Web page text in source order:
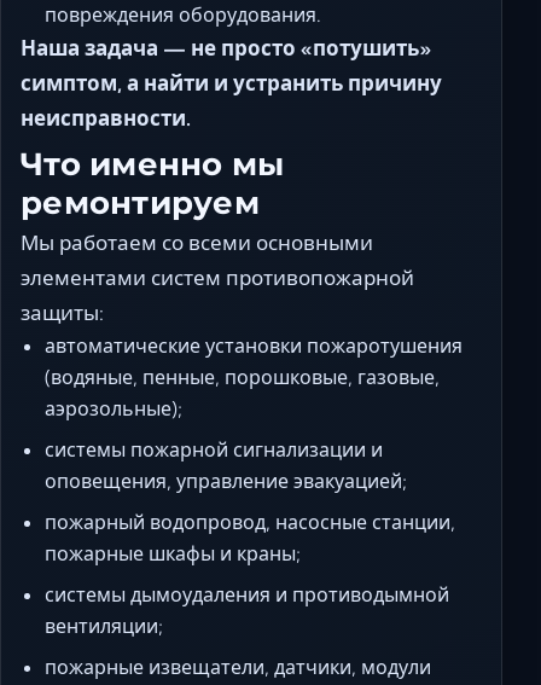
повреждения оборудования.
Наша задача — не просто «потушить»
симптом, а найти и устранить причину
неисправности.
Что именно мы
ремонтируем
Мы работаем со всеми основными
элементами систем противопожарной
защиты:
автоматические установки пожаротушения
(водяные, пенные, порошковые, газовые,
аэрозольные);
системы пожарной сигнализации и
оповещения, управление эвакуацией;
пожарный водопровод, насосные станции,
пожарные шкафы и краны;
системы дымоудаления и противодымной
вентиляции;
пожарные извещатели, датчики, модули